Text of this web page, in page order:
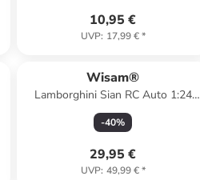
10,95 €
UVP: 17,99 €*
Wisam®
Lamborghini Sian RC Auto 1:24
Rastar
-40%
29,95 €
UVP: 49,99 €*